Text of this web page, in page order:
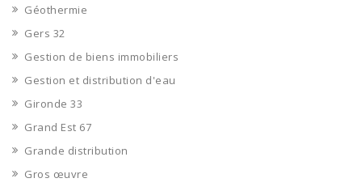
Géothermie
Gers 32
Gestion de biens immobiliers
Gestion et distribution d'eau
Gironde 33
Grand Est 67
Grande distribution
Gros œuvre